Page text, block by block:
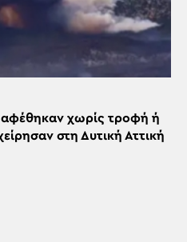
χωρίς τροφή ή
στη Δυτική Αττική